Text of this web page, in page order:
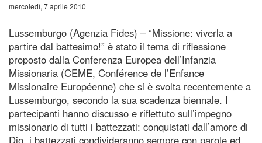
mercoledì, 7 aprile 2010
Lussemburgo (Agenzia Fides) – “Missione: viverla a
partire dal battesimo!” è stato il tema di riflessione
proposto dalla Conferenza Europea dell’Infanzia
Missionaria (CEME, Conférence de l’Enfance
Missionaire Européenne) che si è svolta recentemente a
Lussemburgo, secondo la sua scadenza biennale. I
partecipanti hanno discusso e riflettuto sull’impegno
missionario di tutti i battezzati: conquistati dall’amore di
Dio, i battezzati condivideranno sempre con parole ed